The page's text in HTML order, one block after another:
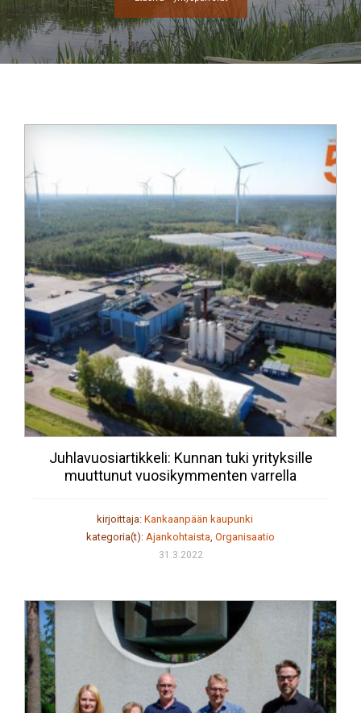
Juhlavuosiartikkeli: Kunnan tuki yrityksille
muuttunut vuosikymmenten varrella
kirjoittaja: Kankaanpään kaupunki
kategoria(t): Ajankohtaista, Organisaatio
31.3.2022